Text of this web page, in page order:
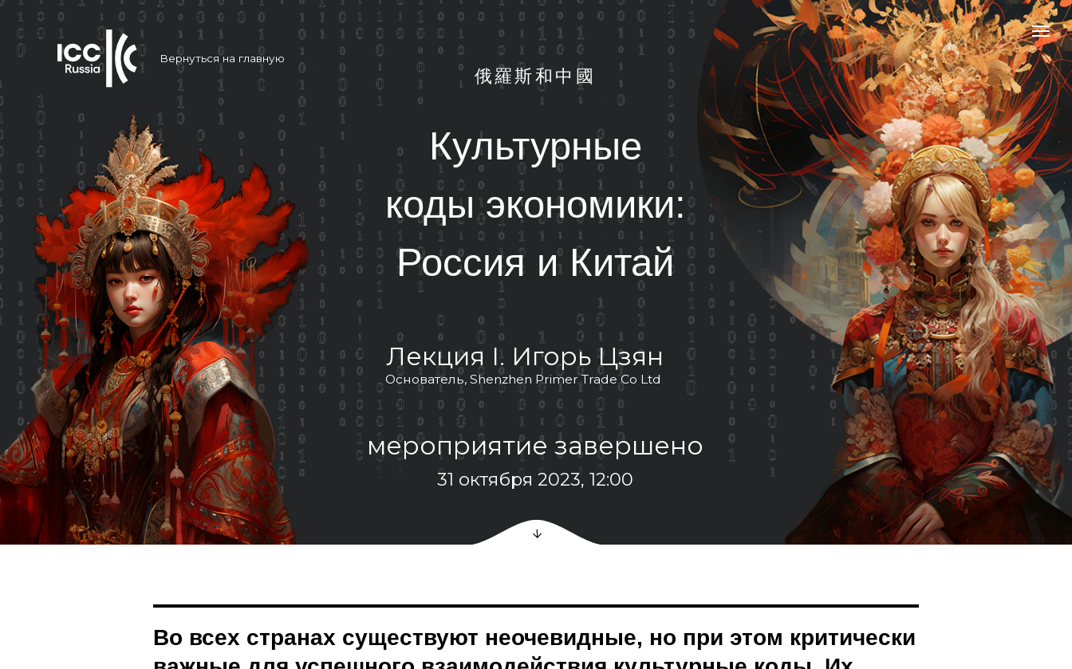
俄羅斯和中國
Культурные
коды экономики:
Россия и Китай
Лекция I. Игорь Цзян
Основатель, Shenzhen Primer Trade Co Ltd
31 октября 2023, 12:00
Вернуться на главную
мероприятие завершено
Во всех странах существуют неочевидные, но при этом критически